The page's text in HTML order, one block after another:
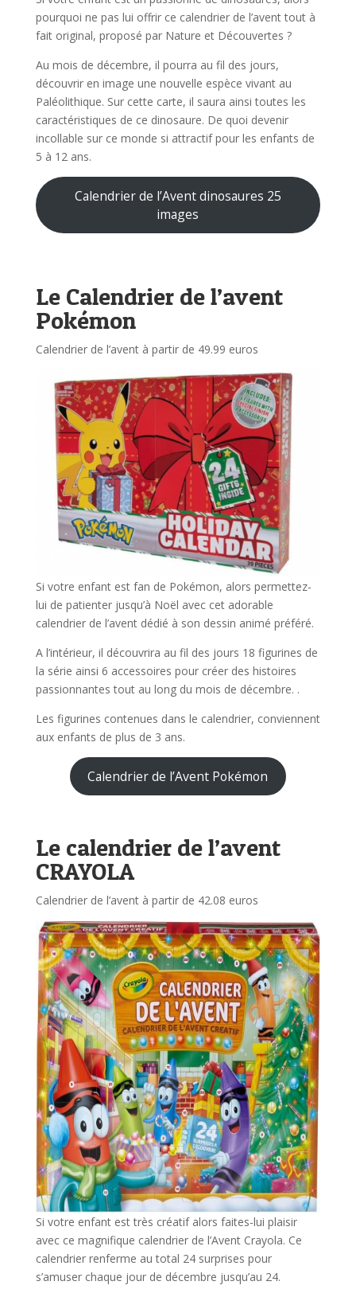
pourquoi ne pas lui offrir ce calendrier de l’avent tout à
fait original, proposé par Nature et Découvertes ?
Au mois de décembre, il pourra au fil des jours,
découvrir en image une nouvelle espèce vivant au
Paléolithique. Sur cette carte, il saura ainsi toutes les
caractéristiques de ce dinosaure. De quoi devenir
incollable sur ce monde si attractif pour les enfants de
5 à 12 ans.
Calendrier de l’Avent dinosaures 25
images
Le Calendrier de l’avent
Pokémon
Calendrier de l’avent à partir de 49.99 euros
Si votre enfant est fan de Pokémon, alors permettez-
lui de patienter jusqu’à Noël avec cet adorable
calendrier de l’avent dédié à son dessin animé préféré.
A l’intérieur, il découvrira au fil des jours 18 figurines de
la série ainsi 6 accessoires pour créer des histoires
passionnantes tout au long du mois de décembre. .
Les figurines contenues dans le calendrier, conviennent
aux enfants de plus de 3 ans.
Calendrier de l’Avent Pokémon
Le calendrier de l’avent
CRAYOLA
Calendrier de l’avent à partir de 42.08 euros
Si votre enfant est très créatif alors faites-lui plaisir
avec ce magnifique calendrier de l’Avent Crayola. Ce
calendrier renferme au total 24 surprises pour
s’amuser chaque jour de décembre jusqu’au 24.